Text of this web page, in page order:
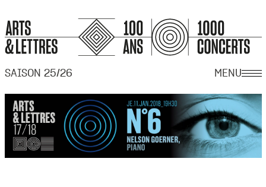
SAISON 25/26 MENU